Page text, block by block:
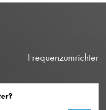
Frequenzumrichter